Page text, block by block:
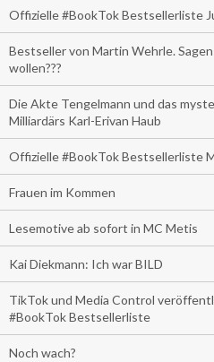
Offizielle #BookTok Bestsellerliste
Bestseller von Martin Wehrle.
wollen???
Die Akte Tengelmann und das
Milliardärs Karl-Erivan Haub
Offizielle #BookTok Bestsellerliste
Frauen im Kommen
Lesemotive ab sofort in MC Metis
Kai Diekmann: Ich war BILD
TikTok und Media Control
#BookTok Bestsellerliste
Noch wach?